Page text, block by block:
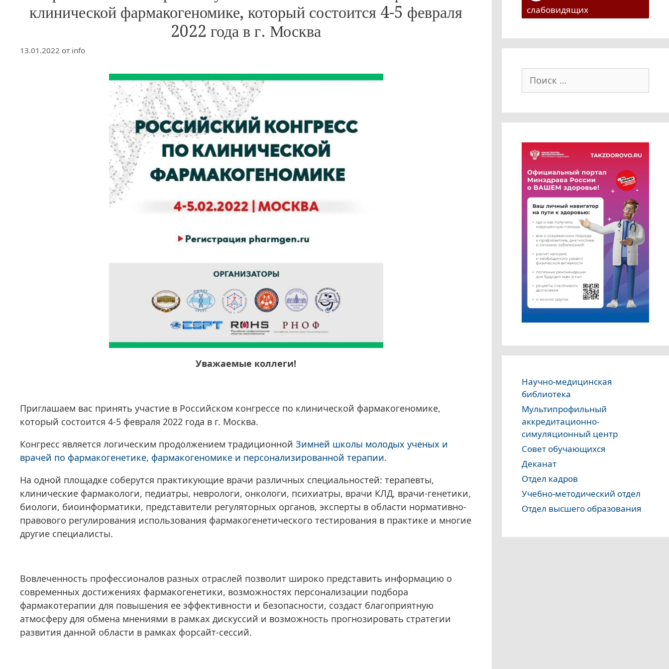
клинической фармакогеномике, который состоится 4-5 февраля
2022 года в г. Москва
13.01.2022 от info
Уважаемые коллеги!
Приглашаем вас принять участие в Российском конгрессе по клинической фармакогеномике,
который состоится 4-5 февраля 2022 года в г. Москва.
Конгресс является логическим продолжением традиционной Зимней школы молодых ученых и
врачей по фармакогенетике, фармакогеномике и персонализированной терапии.
На одной площадке соберутся практикующие врачи различных специальностей: терапевты,
клинические фармакологи, педиатры, неврологи, онкологи, психиатры, врачи КЛД, врачи-генетики,
биологи, биоинформатики, представители регуляторных органов, эксперты в области нормативно-
правового регулирования использования фармакогенетического тестирования в практике и многие
другие специалисты.
Вовлеченность профессионалов разных отраслей позволит широко представить информацию о
современных достижениях фармакогенетики, возможностях персонализации подбора
фармакотерапии для повышения ее эффективности и безопасности, создаст благоприятную
атмосферу для обмена мнениями в рамках дискуссий и возможность прогнозировать стратегии
развития данной области в рамках форсайт-сессий.
слабовидящих
Научно-медицинская
библиотека
Мультипрофильный
аккредитационно-
симуляционный центр
Совет обучающихся
Деканат
Отдел кадров
Учебно-методический отдел
Отдел высшего образования